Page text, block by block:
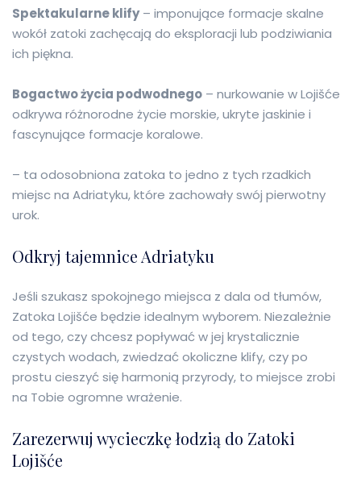
Spektakularne klify– imponujące formacje skalne
wokół zatoki zachęcają do eksploracji lub podziwiania
ich piękna.
Bogactwo życia podwodnego – nurkowanie w Lojišće
odkrywa różnorodne życie morskie, ukryte jaskinie i
fascynujące formacje koralowe.
– ta odosobniona zatoka to jedno z tych rzadkich
miejsc na Adriatyku, które zachowały swój pierwotny
urok.
Odkryj tajemnice Adriatyku
Jeśli szukasz spokojnego miejsca z dala od tłumów,
Zatoka Lojišće będzie idealnym wyborem. Niezależnie
od tego, czy chcesz popływać w jej krystalicznie
czystych wodach, zwiedzać okoliczne klify, czy po
prostu cieszyć się harmonią przyrody, to miejsce zrobi
na Tobie ogromne wrażenie.
Zarezerwuj wycieczkę łodzią do Zatoki
Lojišće